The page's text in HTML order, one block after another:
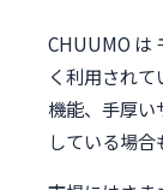
CHUUMO は
く利用され
機能、手厚い
している場合